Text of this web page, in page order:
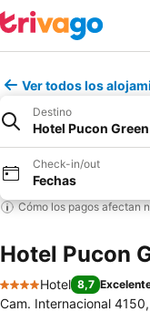
Ver todos los
Destino
Hotel Pucon
Check-in/out
Fechas
Cómo los pagos afectan
Hotel Pucon
4 Estrellas
Hotel 8,7
Cam. Internacional